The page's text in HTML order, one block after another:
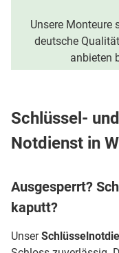
Unsere Monteure
deutsche
anbieten
Schlüssel-
Notdienst in
Ausgesperrt?
kaputt?
Unser